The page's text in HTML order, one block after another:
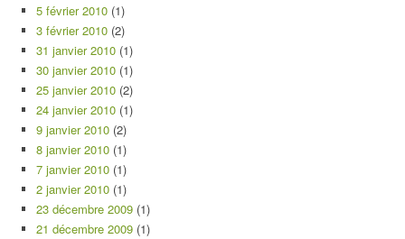
5 février 2010 (1)
3 février 2010 (2)
31 janvier 2010 (1)
30 janvier 2010 (1)
25 janvier 2010 (2)
24 janvier 2010 (1)
9 janvier 2010 (2)
8 janvier 2010 (1)
7 janvier 2010 (1)
2 janvier 2010 (1)
23 décembre 2009 (1)
21 décembre 2009 (1)